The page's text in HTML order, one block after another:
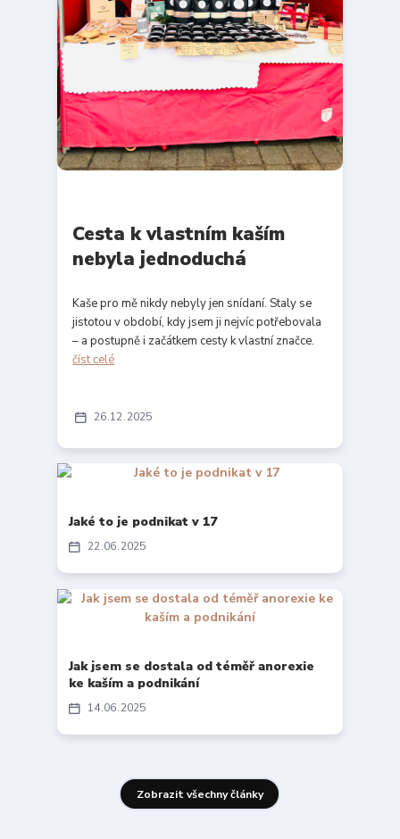
26 12 2025
Cesta k vlastním kaším
nebyla jednoduchá
Kaše pro mě nikdy nebyly jen snídaní. Staly se
jistotou v období, kdy jsem ji nejvíc potřebovala
– a postupně i začátkem cesty k vlastní značce.
číst celé
22 06 2025
Jaké to je podnikat v 17
14 06 2025
Jak jsem se dostala od téměř anorexie
ke kaším a podnikání
Zobrazit všechny články